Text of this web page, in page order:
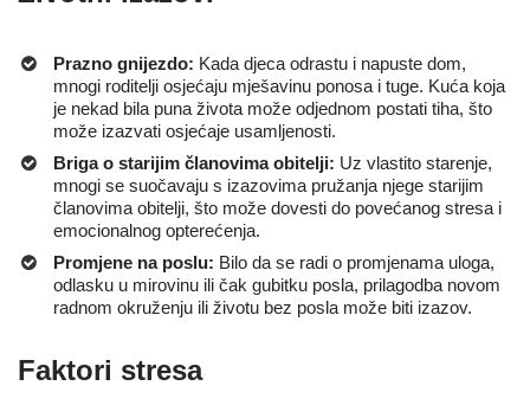
Prazno gnijezdo: Kada djeca odrastu i napuste dom,
mnogi roditelji osjećaju mješavinu ponosa i tuge. Kuća koja
je nekad bila puna života može odjednom postati tiha, što
može izazvati osjećaje usamljenosti.
Briga o starijim članovima obitelji: Uz vlastito starenje,
mnogi se suočavaju s izazovima pružanja njege starijim
članovima obitelji, što može dovesti do povećanog stresa i
emocionalnog opterećenja.
Promjene na poslu: Bilo da se radi o promjenama uloga,
odlasku u mirovinu ili čak gubitku posla, prilagodba novom
radnom okruženju ili životu bez posla može biti izazov.
Faktori stresa